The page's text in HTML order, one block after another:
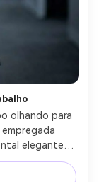
olhando para
elegante,
com uma saia
do escritório